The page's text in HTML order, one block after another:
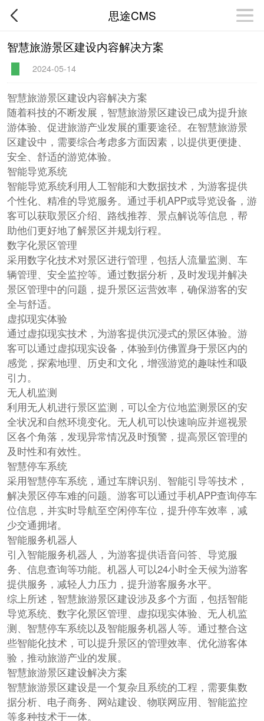
思途CMS
智慧旅游景区建设内容解决方案
2024-05-14
智慧旅游景区建设内容解决方案
随着科技的不断发展，智慧旅游景区建设已成为提升旅
游体验、促进旅游产业发展的重要途径。在智慧旅游景
区建设中，需要综合考虑多方面因素，以提供更便捷、
安全、舒适的游览体验。
智能导览系统
智能导览系统利用人工智能和大数据技术，为游客提供
个性化、精准的导览服务。通过手机APP或导览设备，游
客可以获取景区介绍、路线推荐、景点解说等信息，帮
助他们更好地了解景区并规划行程。
数字化景区管理
采用数字化技术对景区进行管理，包括人流量监测、车
辆管理、安全监控等。通过数据分析，及时发现并解决
景区管理中的问题，提升景区运营效率，确保游客的安
全与舒适。
虚拟现实体验
通过虚拟现实技术，为游客提供沉浸式的景区体验。游
客可以通过虚拟现实设备，体验到仿佛置身于景区内的
感觉，探索地理、历史和文化，增强游览的趣味性和吸
引力。
无人机监测
利用无人机进行景区监测，可以全方位地监测景区的安
全状况和自然环境变化。无人机可以快速响应并巡视景
区各个角落，发现异常情况及时预警，提高景区管理的
及时性和有效性。
智慧停车系统
采用智慧停车系统，通过车牌识别、智能引导等技术，
解决景区停车难的问题。游客可以通过手机APP查询停车
位信息，并实时导航至空闲停车位，提升停车效率，减
少交通拥堵。
智能服务机器人
引入智能服务机器人，为游客提供语音问答、导览服
务、信息查询等功能。机器人可以24小时全天候为游客
提供服务，减轻人力压力，提升游客服务水平。
综上所述，智慧旅游景区建设涉及多个方面，包括智能
导览系统、数字化景区管理、虚拟现实体验、无人机监
测、智慧停车系统以及智能服务机器人等。通过整合这
些智能化技术，可以提升景区的管理效率、优化游客体
验，推动旅游产业的发展。
智慧旅游景区建设解决方案
智慧旅游景区建设是一个复杂且系统的工程，需要集数
据分析、电子商务、网站建设、物联网应用、智能监控
等多种技术于一体。